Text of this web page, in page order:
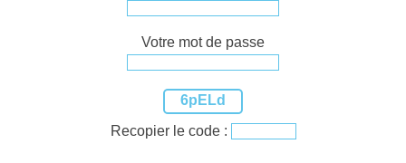
Votre mot de passe
6pELd
Recopier le code :